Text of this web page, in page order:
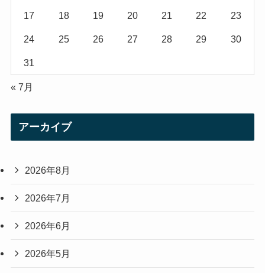
17 18 19 20 21 22 23
24 25 26 27 28 29 30
31
« 7月
アーカイブ
2026年8月
2026年7月
2026年6月
2026年5月